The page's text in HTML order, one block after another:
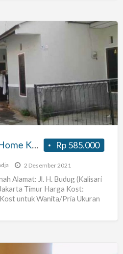
Rp 585.000
Kalisari Cijantung Home Kost
2 Desember 2021
Alamat: Jl. H. Budug (Kalisari
Timur Harga Kost:
untuk Wanita/Pria Ukuran